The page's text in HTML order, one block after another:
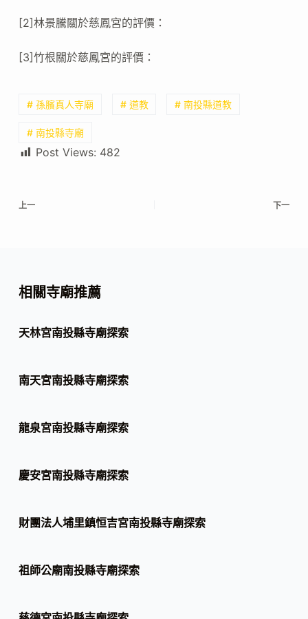
[2]林景騰關於慈鳳宮的評價：
[3]竹根關於慈鳳宮的評價：
# 孫臏真人寺廟 # 道教 # 南投縣道教
# 南投縣寺廟
Post Views: 482
上一 下一
相關寺廟推薦
天林宮南投縣寺廟探索
南天宮南投縣寺廟探索
龍泉宮南投縣寺廟探索
慶安宮南投縣寺廟探索
財團法人埔里鎮恒吉宮南投縣寺廟探索
祖師公廟南投縣寺廟探索